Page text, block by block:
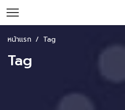
หน้าแรก Tag
Tag